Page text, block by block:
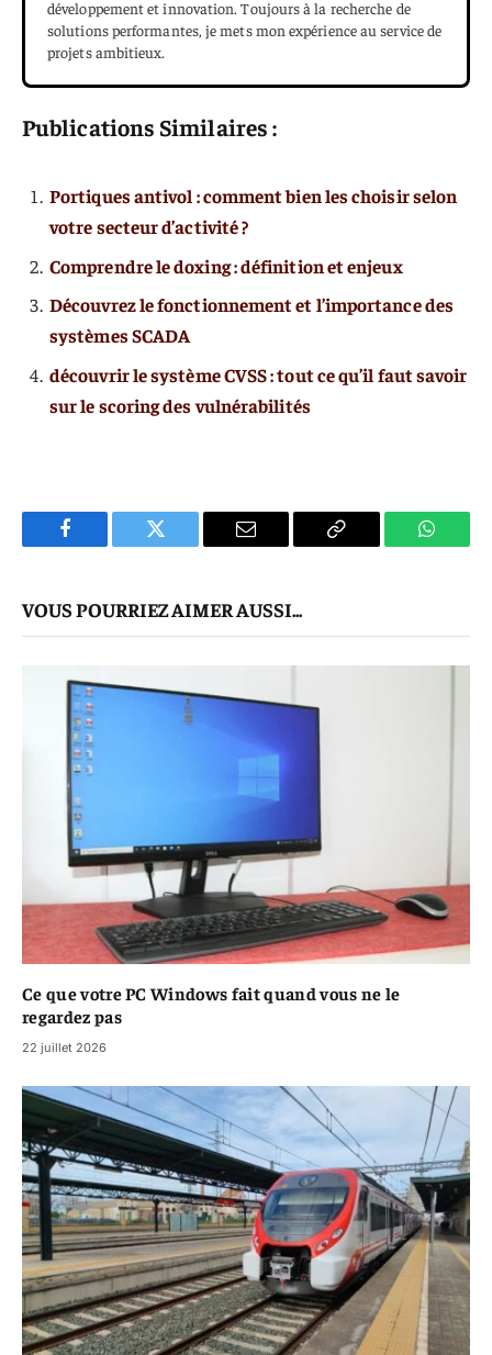
développement et innovation. Toujours à la recherche de
solutions performantes, je mets mon expérience au service de
projets ambitieux.
Publications Similaires :
Portiques antivol : comment bien les choisir selon
votre secteur d’activité ?
Comprendre le doxing : définition et enjeux
Découvrez le fonctionnement et l’importance des
systèmes SCADA
découvrir le système CVSS : tout ce qu’il faut savoir
sur le scoring des vulnérabilités
Facebook Twitter
E-
Copier
VOUS POURRIEZ AIMER AUSSI...
Ce que votre PC Windows fait quand vous ne le
regardez pas
22 juillet 2026